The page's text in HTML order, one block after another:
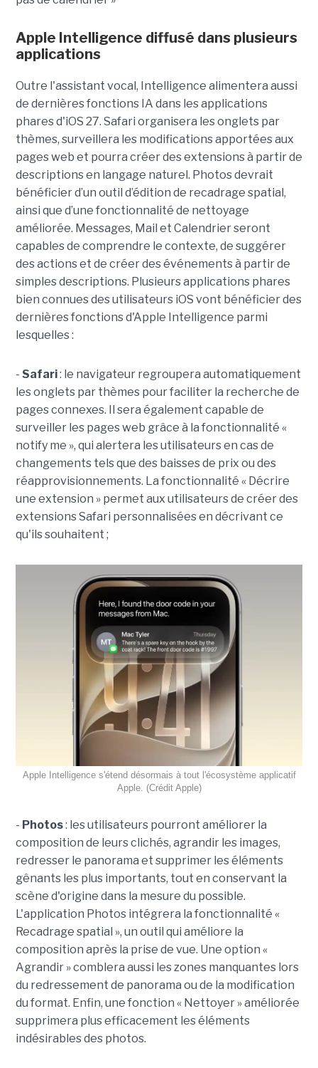
Apple Intelligence diffusé dans plusieurs
applications
Outre l'assistant vocal, Intelligence alimentera aussi
de dernières fonctions IA dans les applications
phares d'iOS 27. Safari organisera les onglets par
thèmes, surveillera les modifications apportées aux
pages web et pourra créer des extensions à partir de
descriptions en langage naturel. Photos devrait
bénéficier d’un outil d’édition de recadrage spatial,
ainsi que d’une fonctionnalité de nettoyage
améliorée. Messages, Mail et Calendrier seront
capables de comprendre le contexte, de suggérer
des actions et de créer des événements à partir de
simples descriptions. Plusieurs applications phares
bien connues des utilisateurs iOS vont bénéficier des
dernières fonctions d'Apple Intelligence parmi
lesquelles :
- Safari: le navigateur regroupera automatiquement
les onglets par thèmes pour faciliter la recherche de
pages connexes. Il sera également capable de
surveiller les pages web grâce à la fonctionnalité «
notify me », qui alertera les utilisateurs en cas de
changements tels que des baisses de prix ou des
réapprovisionnements. La fonctionnalité « Décrire
une extension » permet aux utilisateurs de créer des
extensions Safari personnalisées en décrivant ce
qu'ils souhaitent ;
Apple Intelligence s'étend désormais à tout l'écosystème applicatif
Apple. (Crédit Apple)
- Photos: les utilisateurs pourront améliorer la
composition de leurs clichés, agrandir les images,
redresser le panorama et supprimer les éléments
gênants les plus importants, tout en conservant la
scène d'origine dans la mesure du possible.
L'application Photos intégrera la fonctionnalité «
Recadrage spatial », un outil qui améliore la
composition après la prise de vue. Une option «
Agrandir » comblera aussi les zones manquantes lors
du redressement de panorama ou de la modification
du format. Enfin, une fonction « Nettoyer » améliorée
supprimera plus efficacement les éléments
indésirables des photos.